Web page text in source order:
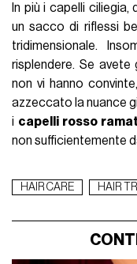
In più i capelli
un sacco di riflessi
tridimensionale.
risplendere. Se avete
non vi hanno
azzeccato la nuance
i capelli rosso
non sufficientemente
HAIR CARE HAIR